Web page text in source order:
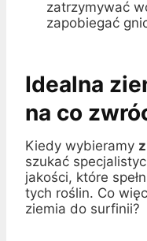
zatrzymywać
zapobiegać
Idealna
na co
Kiedy wybieramy
szukać
jakości, które
tych roślin. Co
ziemia do surfinii?